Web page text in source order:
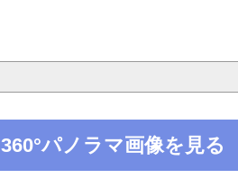
360°パノラマ画像を見る